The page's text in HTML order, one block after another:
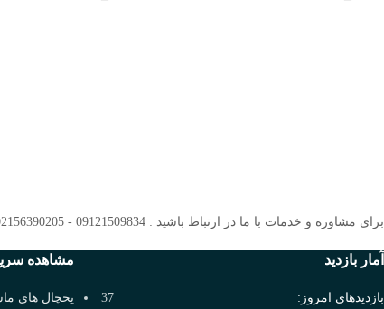
برای مشاوره و خدمات با ما در ارتباط باشید : 09121509834 - 02156390205
آمار بازدید
بازدیدهای امروز:
37
مشاهده
یخچال های